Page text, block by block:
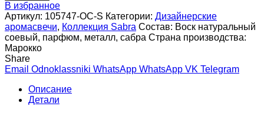
В избранное
Артикул: 105747-OC-S Категории: Дизайнерские
аромасвечи, Коллекция Sabra Состав: Воск натуральный
соевый, парфюм, металл, сабра Страна производства:
Марокко
Share
Email Odnoklassniki WhatsApp WhatsApp VK Telegram
Описание
Детали